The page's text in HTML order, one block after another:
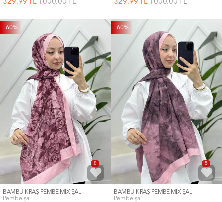
329.99 TL 1000.00TL 329.99 TL 1000.00TL
-60%
8
BAMBU KRAŞ PEMBE MİX ŞAL
pembe şal
-60%
5
BAMBU KRAŞ PEMBE MİX ŞAL
pembe şal